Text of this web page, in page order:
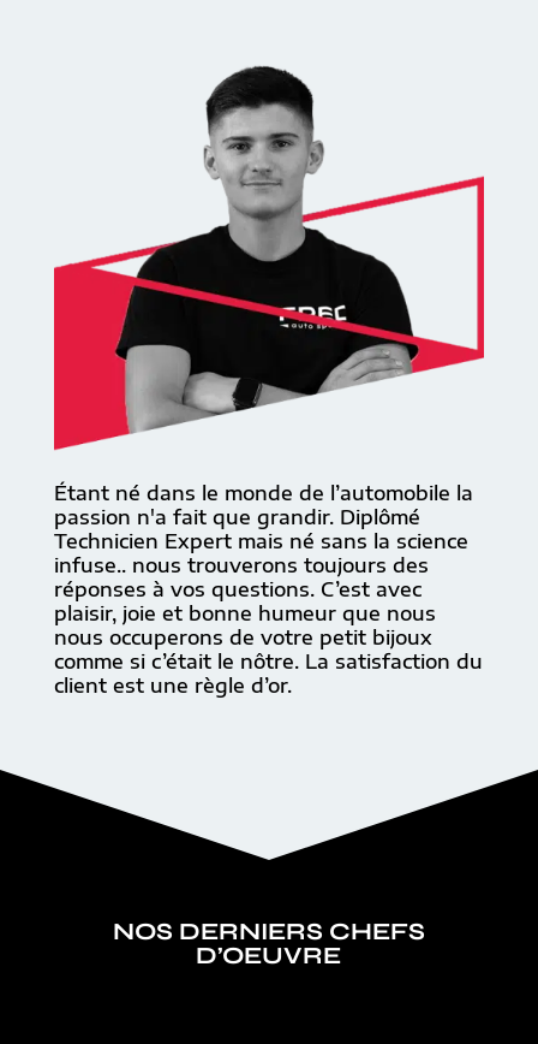
Étant né dans le monde de l’automobile la
passion n'a fait que grandir. Diplômé
Technicien Expert mais né sans la science
infuse.. nous trouverons toujours des
réponses à vos questions. C’est avec
plaisir, joie et bonne humeur que nous
nous occuperons de votre petit bijoux
comme si c’était le nôtre. La satisfaction du
client est une règle d’or.
NOS DERNIERS CHEFS
D’OEUVRE